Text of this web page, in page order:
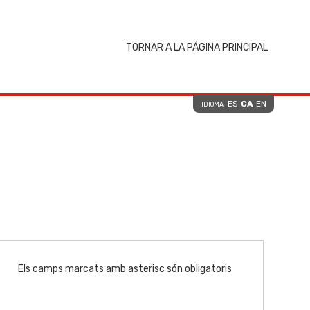
TORNAR A LA PÁGINA PRINCIPAL
IDIOMA ES CA EN
Els camps marcats amb asterisc són obligatoris